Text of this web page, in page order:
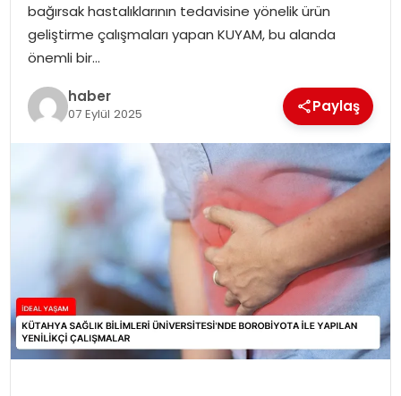
bağırsak hastalıklarının tedavisine yönelik ürün
geliştirme çalışmaları yapan KUYAM, bu alanda
önemli bir…
haber
07 Eylül 2025 Paylaş